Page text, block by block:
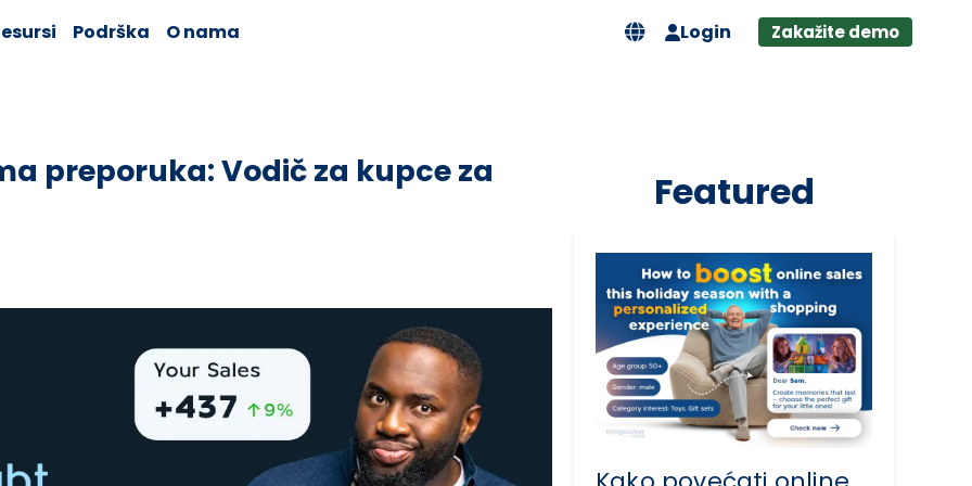
Podrška O nama Login Zakažite demo
preporuka: Vodič za kupce za
Featured